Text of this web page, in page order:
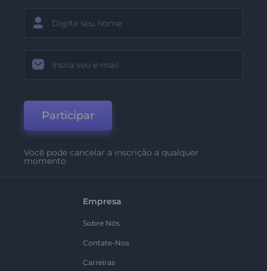
Participar
Você pode cancelar a inscrição a qualquer
momento
Empresa
Sobre Nós
Contate-Nos
Carreiras